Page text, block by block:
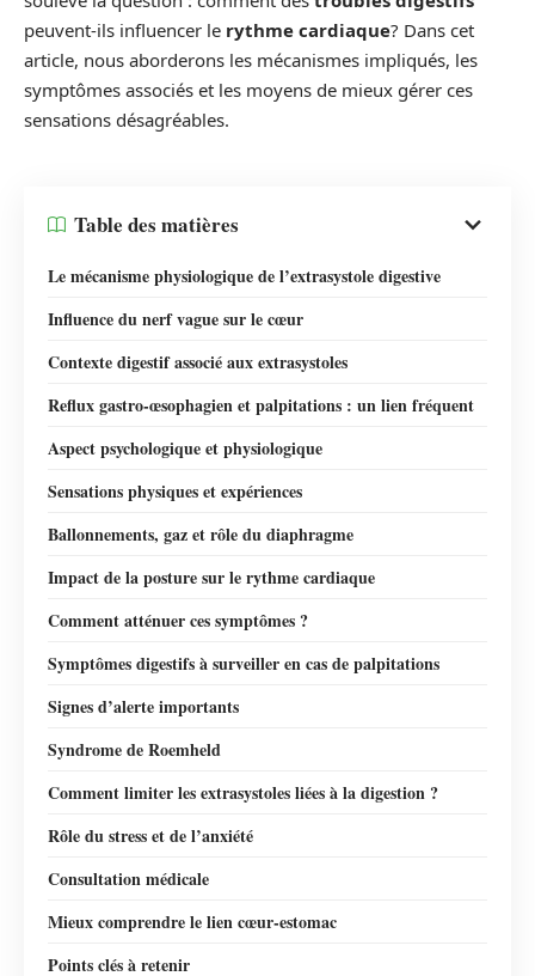
peuvent-ils influencer le rythme cardiaque? Dans cet
article, nous aborderons les mécanismes impliqués, les
symptômes associés et les moyens de mieux gérer ces
sensations désagréables.
Table des matières
Le mécanisme physiologique de l’extrasystole digestive
Influence du nerf vague sur le cœur
Contexte digestif associé aux extrasystoles
Reflux gastro-œsophagien et palpitations : un lien fréquent
Aspect psychologique et physiologique
Sensations physiques et expériences
Ballonnements, gaz et rôle du diaphragme
Impact de la posture sur le rythme cardiaque
Comment atténuer ces symptômes ?
Symptômes digestifs à surveiller en cas de palpitations
Signes d’alerte importants
Syndrome de Roemheld
Comment limiter les extrasystoles liées à la digestion ?
Rôle du stress et de l’anxiété
Consultation médicale
Mieux comprendre le lien cœur-estomac
Points clés à retenir